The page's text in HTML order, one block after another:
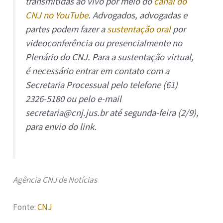
CNJ no YouTube. Advogados, advogadas e
partes podem fazer asustentação oralpor
videoconferência ou presencialmente no
Plenário do CNJ. Para a sustentação virtual,
é necessário entrar em contato com a
Secretaria Processual pelo telefone (61)
2326-5180 ou pelo e-mail
secretaria@cnj.jus.br até segunda-feira (2/9),
para envio do link.
Agência CNJ de Notícias
Fonte:CNJ